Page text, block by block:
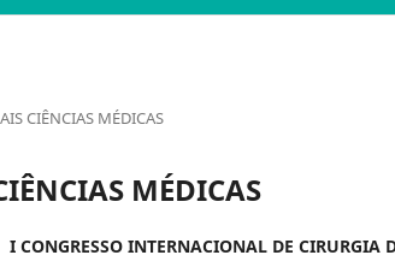
CIÊNCIAS MÉDICAS
MÉDICAS
I CONGRESSO INTERNACIONAL DE CIRURGIA